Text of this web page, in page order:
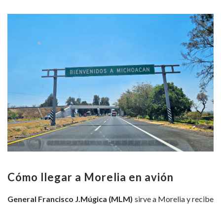
Cómo llegar a Morelia en avión
General Francisco J. Múgica (MLM) sirve a Morelia y recibe